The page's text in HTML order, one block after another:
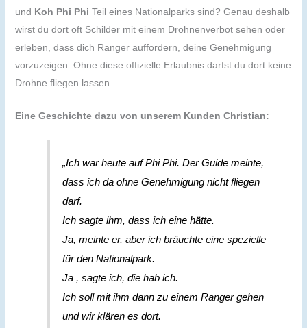
und Koh Phi Phi Teil eines Nationalparks sind? Genau deshalb
wirst du dort oft Schilder mit einem Drohnenverbot sehen oder
erleben, dass dich Ranger auffordern, deine Genehmigung
vorzuzeigen. Ohne diese offizielle Erlaubnis darfst du dort keine
Drohne fliegen lassen.
Eine Geschichte dazu von unserem Kunden Christian:
„Ich war heute auf Phi Phi. Der Guide meinte,
dass ich da ohne Genehmigung nicht fliegen
darf.
Ich sagte ihm, dass ich eine hätte.
Ja, meinte er, aber ich bräuchte eine spezielle
für den Nationalpark.
Ja , sagte ich, die hab ich.
Ich soll mit ihm dann zu einem Ranger gehen
und wir klären es dort.